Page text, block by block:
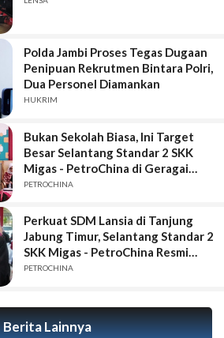
Polda Jambi Proses Tegas Dugaan
Penipuan Rekrutmen Bintara Polri,
Dua Personel Diamankan
HUKRIM
Bukan Sekolah Biasa, Ini Target
Besar Selantang Standar 2 SKK
Migas - PetroChina di Geragai
Tanjung Jabung Timur
PETROCHINA
Perkuat SDM Lansia di Tanjung
Jabung Timur, Selantang Standar 2
SKK Migas - PetroChina Resmi
Bergulir di Geragai
PETROCHINA
Berita Lainnya